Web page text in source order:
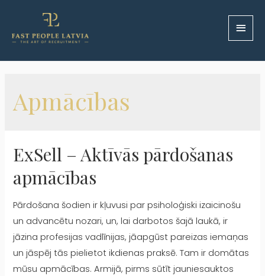
Apmācības
ExSell – Aktīvās pārdošanas
apmācības
Pārdošana šodien ir kļuvusi par psiholoģiski izaicinošu
un advancētu nozari, un, lai darbotos šajā laukā, ir
jāzina profesijas vadlīnijas, jāapgūst pareizas iemaņas
un jāspēj tās pielietot ikdienas praksē. Tam ir domātas
mūsu apmācības. Armijā, pirms sūtīt jauniesauktos